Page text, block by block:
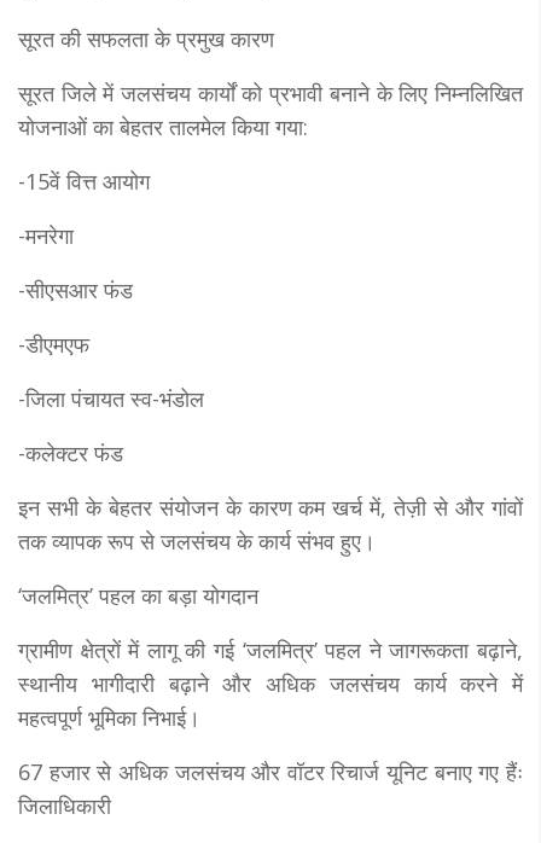
सूरत की सफलता के प्रमुख कारण
सूरत जिले में जलसंचय कार्यों को प्रभावी बनाने के लिए निम्नलिखित
योजनाओं का बेहतर तालमेल किया गया:
-15वें वित्त आयोग
-मनरेगा
-सीएसआर फंड
-डीएमएफ
-जिला पंचायत स्व-भंडोल
-कलेक्टर फंड
इन सभी के बेहतर संयोजन के कारण कम खर्च में, तेज़ी से और गांवों
तक व्यापक रूप से जलसंचय के कार्य संभव हुए।
‘जलमित्र’ पहल का बड़ा योगदान
ग्रामीण क्षेत्रों में लागू की गई ‘जलमित्र’ पहल ने जागरूकता बढ़ाने,
स्थानीय भागीदारी बढ़ाने और अधिक जलसंचय कार्य करने में
महत्वपूर्ण भूमिका निभाई।
67 हजार से अधिक जलसंचय और वॉटर रिचार्ज यूनिट बनाए गए हैंः
जिलाधिकारी